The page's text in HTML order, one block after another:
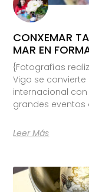
CONXEMAR
MAR EN
{Fotografías
Vigo se
internacional con
grandes eventos
Leer Más